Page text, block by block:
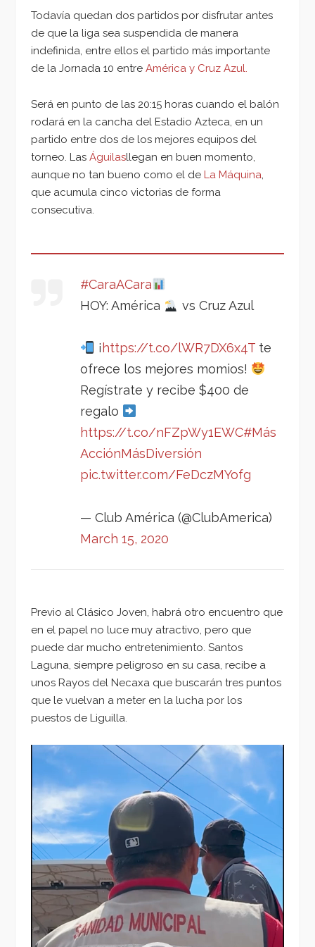
Todavía quedan dos partidos por disfrutar antes
de que la liga sea suspendida de manera
indefinida, entre ellos el partido más importante
de la Jornada 10 entre América y Cruz Azul.
Será en punto de las 20:15 horas cuando el balón
rodará en la cancha del Estadio Azteca, en un
partido entre dos de los mejores equipos del
torneo. Las Águilasllegan en buen momento,
aunque no tan bueno como el de La Máquina,
que acumula cinco victorias de forma
consecutiva.
#CaraACara
HOY: América
vs Cruz Azul
¡https://t.co/lWR7DX6x4Tte
ofrece los mejores momios!
Regístrate y recibe $400 de
regalo
https://t.co/nFZpWy1EWC#Más
AcciónMásDiversión
pic.twitter.com/FeDczMYofg
— Club América (@ClubAmerica)
March 15, 2020
Previo al Clásico Joven, habrá otro encuentro que
en el papel no luce muy atractivo, pero que
puede dar mucho entretenimiento. Santos
Laguna, siempre peligroso en su casa, recibe a
unos Rayos del Necaxa que buscarán tres puntos
que le vuelvan a meter en la lucha por los
puestos de Liguilla.
Reproductor
vídeo